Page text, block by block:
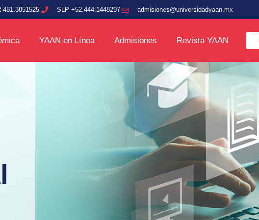
481.3851525 SLP +52.444.1448297 admisiones@universidadyaan.mx
YAAN en Línea Admisiones Revista YAAN